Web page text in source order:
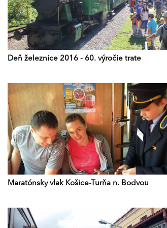
Deň železnice 2016 - 60. výročie trate
Maratónsky vlak Košice-Turňa n. Bodvou